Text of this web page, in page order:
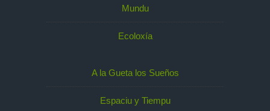
Mundu
Ecoloxía
A la Gueta los Sueños
Espaciu y Tiempu